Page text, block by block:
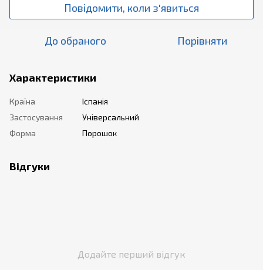
Повідомити, коли з'явиться
До обраного Порівняти
Характеристики
Країна
Іспанія
Застосування
Універсальний
Форма
Порошок
Відгуки
Додайте перший відгук